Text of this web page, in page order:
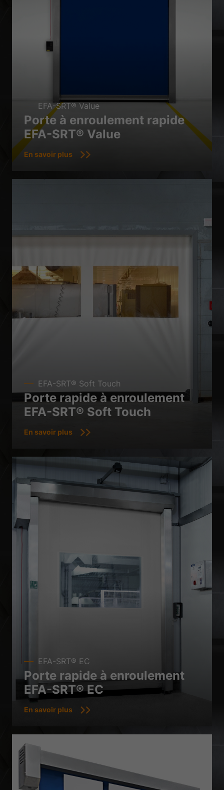
EFA-SRT® Value
Porte à enroulement rapide
EFA-SRT® Value
En savoir plus
EFA-SRT® Soft Touch
Porte rapide à enroulement
EFA-SRT® Soft Touch
En savoir plus
EFA-SRT® EC
Porte rapide à enroulement
EFA-SRT® EC
En savoir plus